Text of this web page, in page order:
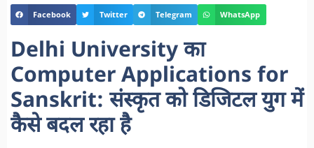
Facebook Twitter Telegram WhatsApp
Delhi University का
Computer Applications for
Sanskrit: संस्कृत को डिजिटल युग में
कैसे बदल रहा है